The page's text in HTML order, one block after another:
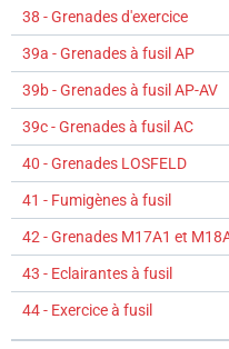
38 - Grenades d'exercice
39a - Grenades à fusil AP
39b - Grenades à fusil AP-AV
39c - Grenades à fusil AC
40 - Grenades LOSFELD
41 - Fumigènes à fusil
42 - Grenades M17A1 et
43 - Eclairantes à fusil
44 - Exercice à fusil